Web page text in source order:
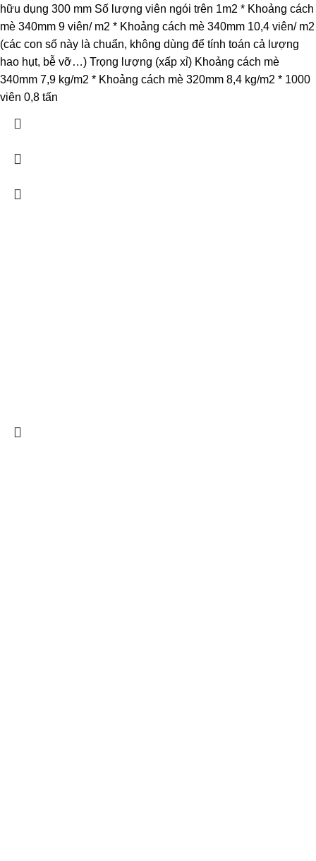
hữu dụng 300 mm Số lượng viên ngói trên 1m2 * Khoảng cách
mè 340mm 9 viên/ m2 * Khoảng cách mè 340mm 10,4 viên/ m2
(các con số này là chuẩn, không dùng để tính toán cả lượng
hao hụt, bễ vỡ…) Trọng lượng (xấp xỉ) Khoảng cách mè
340mm 7,9 kg/m2 * Khoảng cách mè 320mm 8,4 kg/m2 * 1000
viên 0,8 tấn